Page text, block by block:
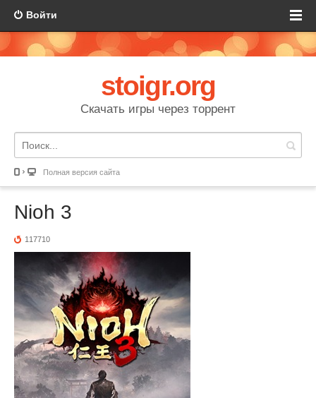
Войти
stoigr.org
Скачать игры через торрент
Полная версия сайта
Nioh 3
117710